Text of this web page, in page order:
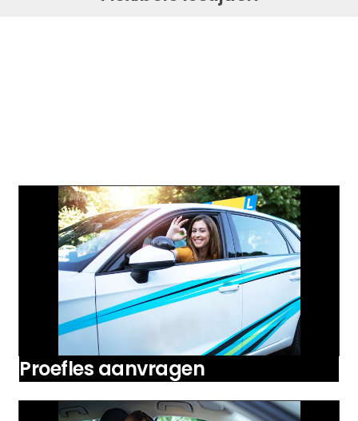
Proefles aanvragen